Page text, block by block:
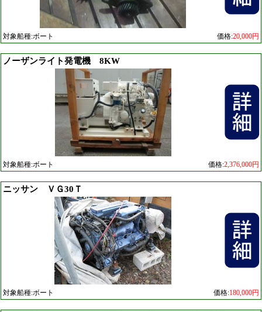
対象船種:ボート 価格:20,000円
ノーザンライト発電機 8KW
対象船種:ボート 価格:2,376,000円
ニッサン ＶＧ30Ｔ
対象船種:ボート 価格:180,000円